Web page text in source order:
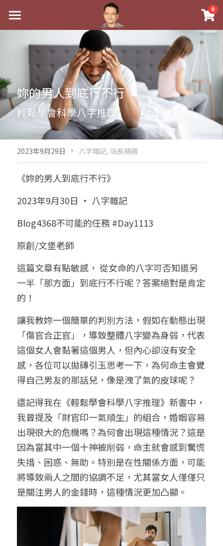
0
最新消息
實體經營
祖傳命理
手工印鑑
課程介紹
五行八字學
後天派陽宅
Blog
黃金會員專區
八字雜記
心靈成長
人氣最高
站長精選
臉書生活
好書推廌
試閱專區
Podcast聽書
團隊訓練營
八字視頻
陽宅視頻
線上直播
自我挑戰
線上學苑
八字初階班1
八字初階班2
八字進階班
八字中階班
八字高階班
五行計算初階班
五行計算高階班
團隊訓練營
命理商城
八字完整班
《十神高階實戰錄》完整典藏版
科學八字推理PDF
八字批命
我的著作
科學八字推理1
科學八字推理2
科學八字推理3
科學八字輕鬆學
輕鬆學會科學八字推理
與我預約
批命預約
上課預約
常見問題
FB粉絲頁
登錄/註冊
繁體中文
繁體中文
0938617837
support@p8zicourse.com
五行八字線上班
妳的男人到底行不行
輕鬆學會科學八字推理
2023年9月29日 · 八字雜記, 站長精選
《妳的男人到底行不行》
2023年9月30日 · 八字雜記
Blog4368不可能的任務 #Day1113
原創/文堡老師
這篇文章有點敏感， 從女命的八字可否知道另
一半「那方面」到底行不行呢？答案絕對是肯定
的！
讓我教妳一個簡單的判別方法，假如在動態出現
「傷官合正官」，導致整體八字變為身弱，代表
這個女人會黏著這個男人，但內心卻沒有安全
感，各位可以拋磚引玉思考一下，為何命主會覺
得自己男友的那話兒，像是洩了氣的皮球呢？
還記得我在《輕鬆學會科學八字推理》新書中，
我曾提及「財官印一氣順生」的組合，婚姻容易
出現很大的危機嗎？為何會出現這種情況？這是
因為當其中一個十神被削弱，命主就會感到驚慌
失措、困惑、無助。特別是在性關係方面，可能
將導致兩人之間的協調不足，尤其當女人僅僅只
是關注男人的金錢時，這種情況更加凸顯。
×
商品分類
八字線上完整班
科學八字推理PDF
《十神高階實戰錄》完整典藏版
1美元超值PDF